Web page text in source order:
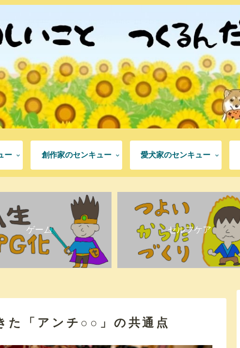
ー 創作家のセンキュー 愛犬家のセンキュー
ゲーム セルフケア
た「アンチ○○」の共通点